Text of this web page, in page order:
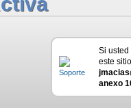
Si
este
anexo